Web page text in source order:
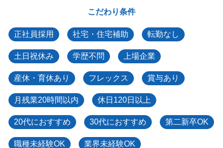
こだわり条件
正社員採用 社宅・住宅補助 転勤なし
土日祝休み 学歴不問 上場企業
産休・育休あり フレックス 賞与あり
月残業20時間以内 休日120日以上
20代におすすめ 30代におすすめ 第二新卒OK
職種未経験OK 業界未経験OK